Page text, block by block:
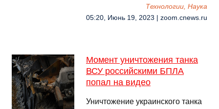
Технологии, Наука
05:20, Июнь 19, 2023 | zoom.cnews.ru
Момент уничтожения танка
ВСУ российскими БПЛА
попал на видео
Уничтожение украинского танка